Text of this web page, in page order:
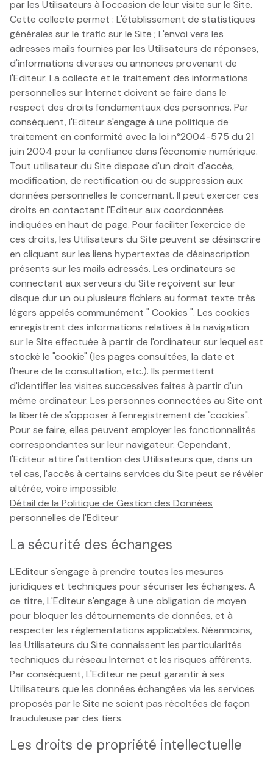
par les Utilisateurs à l'occasion de leur visite sur le Site.
Cette collecte permet : L'établissement de statistiques
générales sur le trafic sur le Site ; L'envoi vers les
adresses mails fournies par les Utilisateurs de réponses,
d'informations diverses ou annonces provenant de
l'Editeur. La collecte et le traitement des informations
personnelles sur Internet doivent se faire dans le
respect des droits fondamentaux des personnes. Par
conséquent, l'Editeur s'engage à une politique de
traitement en conformité avec la loi n°2004-575 du 21
juin 2004 pour la confiance dans l'économie numérique.
Tout utilisateur du Site dispose d'un droit d'accès,
modification, de rectification ou de suppression aux
données personnelles le concernant. Il peut exercer ces
droits en contactant l'Editeur aux coordonnées
indiquées en haut de page. Pour faciliter l'exercice de
ces droits, les Utilisateurs du Site peuvent se désinscrire
en cliquant sur les liens hypertextes de désinscription
présents sur les mails adressés. Les ordinateurs se
connectant aux serveurs du Site reçoivent sur leur
disque dur un ou plusieurs fichiers au format texte très
légers appelés communément " Cookies ". Les cookies
enregistrent des informations relatives à la navigation
sur le Site effectuée à partir de l'ordinateur sur lequel est
stocké le "cookie" (les pages consultées, la date et
l'heure de la consultation, etc.). Ils permettent
d'identifier les visites successives faites à partir d'un
même ordinateur. Les personnes connectées au Site ont
la liberté de s'opposer à l'enregistrement de "cookies".
Pour se faire, elles peuvent employer les fonctionnalités
correspondantes sur leur navigateur. Cependant,
l'Editeur attire l'attention des Utilisateurs que, dans un
tel cas, l'accès à certains services du Site peut se révéler
altérée, voire impossible.
Détail de la Politique de Gestion des Données
personnelles de l'Editeur
La sécurité des échanges
L'Editeur s'engage à prendre toutes les mesures
juridiques et techniques pour sécuriser les échanges. A
ce titre, L'Editeur s'engage à une obligation de moyen
pour bloquer les détournements de données, et à
respecter les réglementations applicables. Néanmoins,
les Utilisateurs du Site connaissent les particularités
techniques du réseau Internet et les risques afférents.
Par conséquent, L'Editeur ne peut garantir à ses
Utilisateurs que les données échangées via les services
proposés par le Site ne soient pas récoltées de façon
frauduleuse par des tiers.
Les droits de propriété intellectuelle